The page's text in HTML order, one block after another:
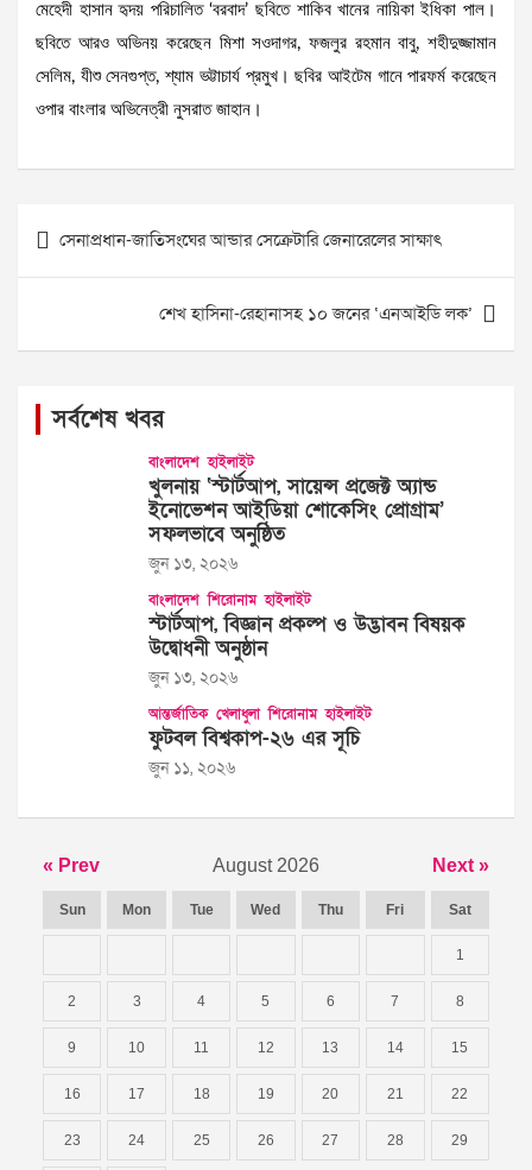
মেহেদী হাসান হৃদয় পরিচালিত ‘বরবাদ’ ছবিতে শাকিব খানের নায়িকা ইধিকা পাল।
ছবিতে আরও অভিনয় করেছেন মিশা সওদাগর, ফজলুর রহমান বাবু, শহীদুজ্জামান
সেলিম, যীশু সেনগুপ্ত, শ্যাম ভট্টাচার্য প্রমুখ। ছবির আইটেম গানে পারফর্ম করেছেন
ওপার বাংলার অভিনেত্রী নুসরাত জাহান।
Post
navigation
সেনাপ্রধান-জাতিসংঘের আন্ডার সেক্রেটারি জেনারেলের সাক্ষাৎ
শেখ হাসিনা-রেহানাসহ ১০ জনের ‘এনআইডি লক’
সর্বশেষ খবর
বাংলাদেশ হাইলাইট
খুলনায় ‘স্টার্টআপ, সায়েন্স প্রজেক্ট অ্যান্ড
ইনোভেশন আইডিয়া শোকেসিং প্রোগ্রাম’
সফলভাবে অনুষ্ঠিত
জুন ১৩, ২০২৬
বাংলাদেশ শিরোনাম হাইলাইট
স্টার্টআপ, বিজ্ঞান প্রকল্প ও উদ্ভাবন বিষয়ক
উদ্বোধনী অনুষ্ঠান
জুন ১৩, ২০২৬
আন্তর্জাতিক খেলাধুলা শিরোনাম হাইলাইট
ফুটবল বিশ্বকাপ-২৬ এর সূচি
জুন ১১, ২০২৬
« Prev August 2026 Next »
Sun Mon Tue Wed Thu Fri Sat
1
2 3 4 5 6 7 8
9 10 11 12 13 14 15
16 17 18 19 20 21 22
23 24 25 26 27 28 29